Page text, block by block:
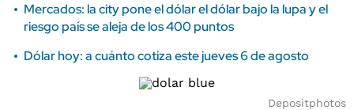
Mercados: la city pone el dólar el dólar bajo la lupa y el
riesgo país se aleja de los 400 puntos
Dólar hoy: a cuánto cotiza este jueves 6 de agosto
Depositphotos